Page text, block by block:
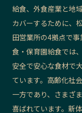
給食、外食産業と地
カバーするために、
田営業所の4拠点で
食・保育園給食では
安全で安心な食材で
ています。高齢化社
一方であり、さまざ
喜ばれています。新